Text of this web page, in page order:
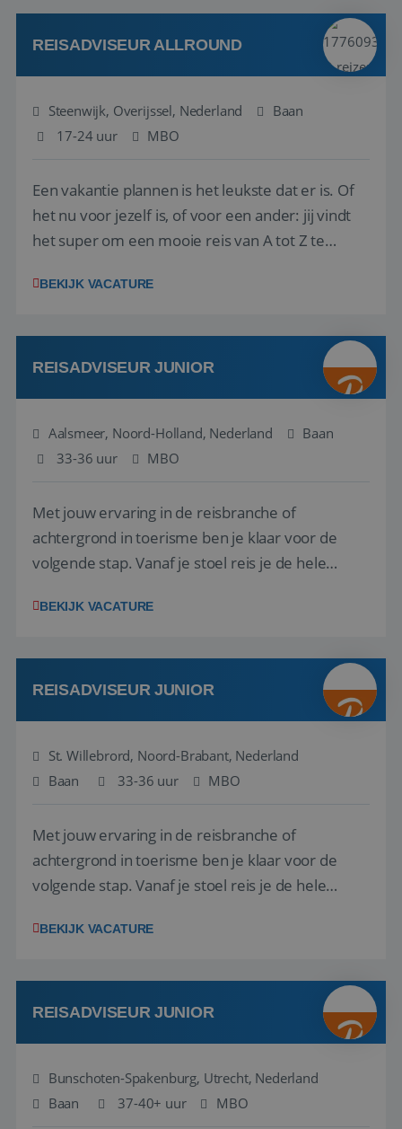
kwaliteitsbewaking van alles wat met IATA te m...
REISADVISEUR ALLROUND
Steenwijk, Overijssel, Nederland
Baan
17-24 uur
MBO
Een vakantie plannen is het leukste dat er is. Of
het nu voor jezelf is, of voor een ander: jij vindt
het super om een mooie reis van A tot Z te
vakantiegangers de meest prachtige plekjes op
werken: of het nu gaat om vragen ...
BEKIJK VACATURE
REISADVISEUR JUNIOR
Aalsmeer, Noord-Holland, Nederland
Baan
33-36 uur
MBO
Met jouw ervaring in de reisbranche of
achtergrond in toerisme ben je klaar voor de
volgende stap. Vanaf je stoel reis je de hele
wensen van je team, je klant en wat er in de
klanten te overtuigen om die droomreis te
boeken! ...
BEKIJK VACATURE
REISADVISEUR JUNIOR
St. Willebrord, Noord-Brabant, Nederland
Baan
33-36 uur MBO
Met jouw ervaring in de reisbranche of
achtergrond in toerisme ben je klaar voor de
volgende stap. Vanaf je stoel reis je de hele
wensen van je team, je klant en wat er in de
klanten te overtuigen om die droomreis te
boeken! ...
BEKIJK VACATURE
REISADVISEUR JUNIOR
Bunschoten-Spakenburg, Utrecht, Nederland
Baan
37-40+ uur MBO